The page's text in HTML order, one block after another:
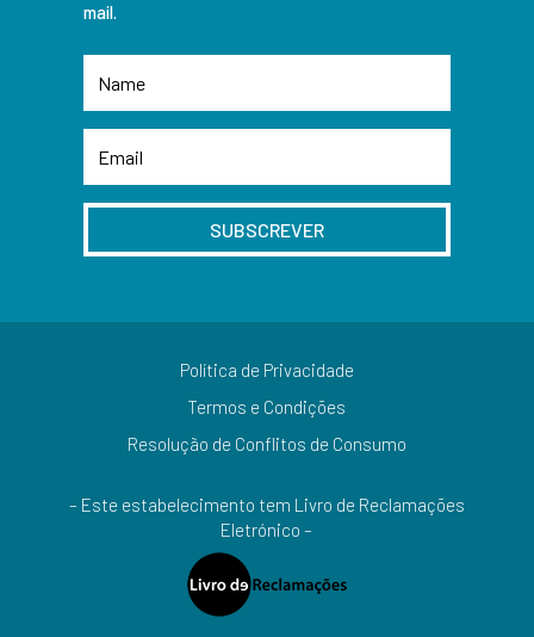
mail.
SUBSCREVER
Política de Privacidade
Termos e Condições
Resolução de Conflitos de Consumo
– Este estabelecimento tem Livro de Reclamações
Eletrónico –